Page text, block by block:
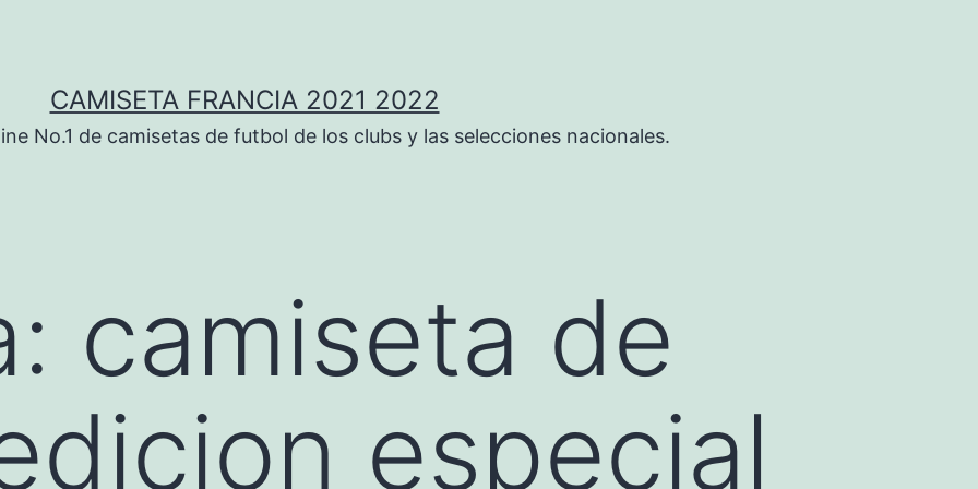
CAMISETA FRANCIA 2021 2022
No.1 de camisetas de futbol de los clubs y las selecciones nacionales.
camiseta de
especial